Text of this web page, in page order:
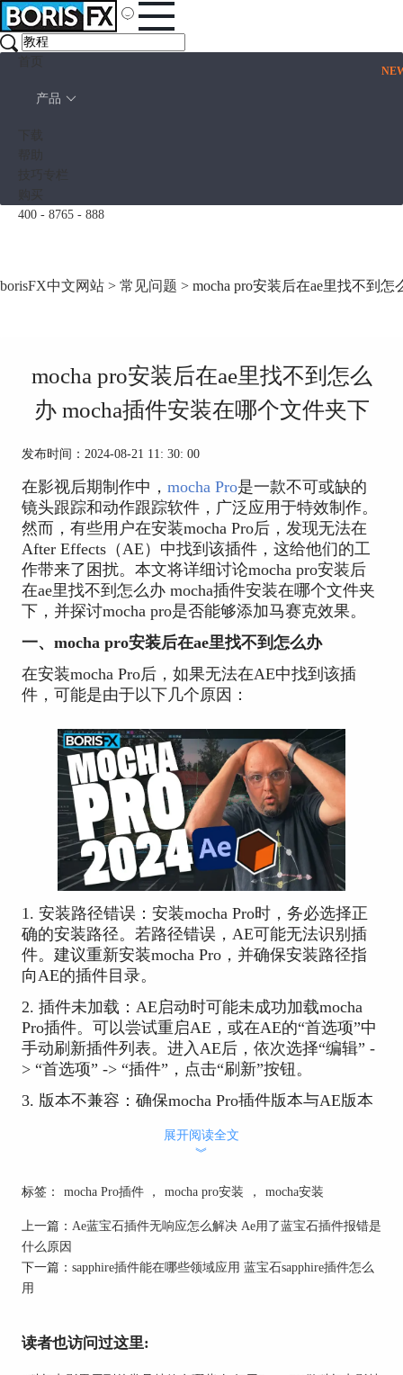
产品
400 - 8765 - 888
borisFX中文网站 > 常见问题 > mocha pro安装后在ae里找不到
mocha pro安装后在ae里找不到怎么
办 mocha插件安装在哪个文件夹下
发布时间：2024-08-21 11: 30: 00
在影视后期制作中， mocha Pro是一款不可或缺的
镜头跟踪和动作跟踪软件，广泛应用于特效制作。
然而，有些用户在安装mocha Pro后，发现无法在
After Effects（AE）中找到该插件，这给他们的工
作带来了困扰。本文将详细讨论mocha pro安装后
在ae里找不到怎么办 mocha插件安装在哪个文件夹
下，并探讨mocha pro是否能够添加马赛克效果。
一、mocha pro安装后在ae里找不到怎么办
在安装mocha Pro后，如果无法在AE中找到该插
件，可能是由于以下几个原因：
1. 安装路径错误：安装mocha Pro时，务必选择正
确的安装路径。若路径错误，AE可能无法识别插
件。建议重新安装mocha Pro，并确保安装路径指
向AE的插件目录。
2. 插件未加载：AE启动时可能未成功加载mocha
Pro插件。可以尝试重启AE，或在AE的“首选项”中
手动刷新插件列表。进入AE后，依次选择“编辑” -
> “首选项” -> “插件”，点击“刷新”按钮。
3. 版本不兼容：确保mocha Pro插件版本与AE版本
建议访问mocha Pro官网，下载与AE版本兼容的插
4. 插件文件丢失：安装过程中，插件文件可能未正
确复制到AE的插件目录。检查AE的插件文件夹，
确认mocha Pro插件文件是否存在。若不存在，可
从安装包中手动复制插件文件到AE的插件目录。
5. 安装权限不足：安装mocha Pro时需要管理员权
择“以管理员身份运行”。
展开阅读全文
︾
标签： mocha Pro插件 ， mocha pro安装 ， mocha安装
上一篇： Ae蓝宝石插件无响应怎么解决 Ae用了蓝宝石插件报错是
什么原因
下一篇： sapphire插件能在哪些领域应用 蓝宝石sapphire插件怎么
用
读者也访问过这里: